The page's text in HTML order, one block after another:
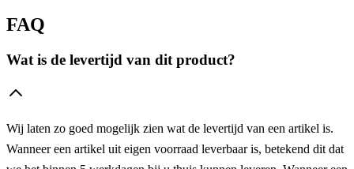
FAQ
Wat is de levertijd van dit product?
Wij laten zo goed mogelijk zien wat de levertijd van een artikel is.
Wanneer een artikel uit eigen voorraad leverbaar is, betekend dit dat